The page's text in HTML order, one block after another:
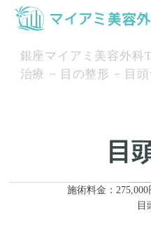
銀座マイアミ美容外科
治療
目の整形 目
目
施術料金：275,000
目